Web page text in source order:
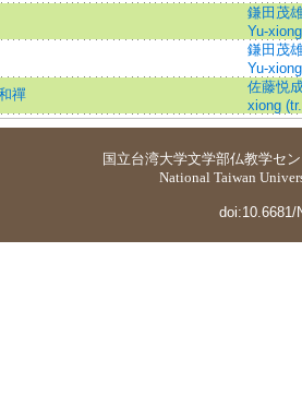
鎌田茂
Yu-
鎌田茂
Yu-
禪
佐藤悦
xiong
国立台湾大学文学部仏教学セ
National Taiwan
doi:10.6681/